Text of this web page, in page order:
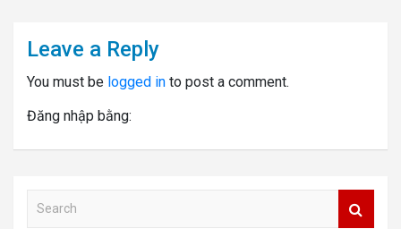
Leave a Reply
You must be logged in to post a comment.
Đăng nhập bằng: